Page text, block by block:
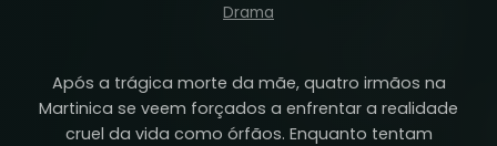
Drama
Após a trágica morte da mãe, quatro irmãos na
Martinica se veem forçados a enfrentar a realidade
cruel da vida como órfãos. Enquanto tentam